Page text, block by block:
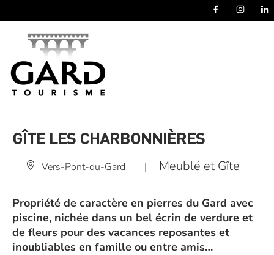
GÎTE LES CHARBONNIÈRES
Vers-Pont-du-Gard | Meublé et Gîte
Propriété de caractère en pierres du Gard avec
piscine, nichée dans un bel écrin de verdure et
de fleurs pour des vacances reposantes et
inoubliables en famille ou entre amis…